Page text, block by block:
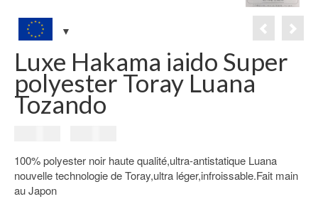
Luxe Hakama iaido Super
polyester Toray Luana
Tozando
initial
était :
actuel
est :
100% polyester noir haute qualité,ultra-antistatique Luana
nouvelle technologie de Toray,ultra léger,infroissable.Fait main
au Japon